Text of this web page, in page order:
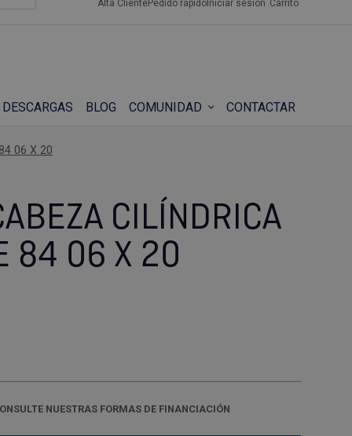
Alta ClientePedido rápido Iniciar sesión Carrito
DESCARGAS BLOG COMUNIDAD CONTACTAR
06 X 20
CILÍNDRICA
84 06 X 20
NUESTRAS FORMAS DE FINANCIACIÓN